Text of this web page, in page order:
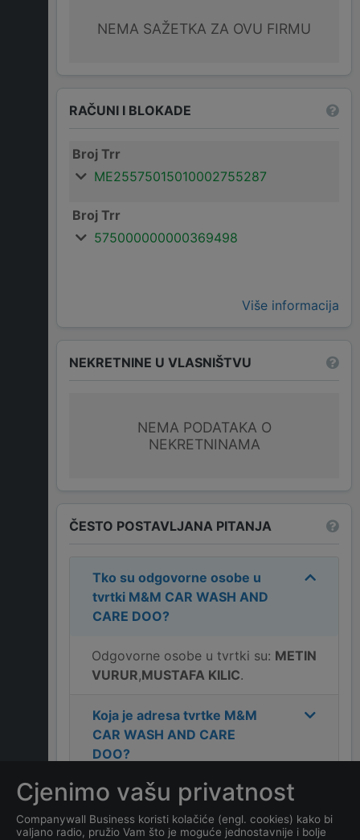
NEMA SAŽETKA ZA OVU FIRMU
RAČUNI I BLOKADE
Broj Trr
ME25575015010002755287
Broj Trr
575000000000369498
Više informacija
NEKRETNINE U VLASNIŠTVU
NEMA PODATAKA O
NEKRETNINAMA
ČESTO POSTAVLJANA PITANJA
Tko su odgovorne osobe u
tvrtki M&M CAR WASH AND
CARE DOO?
Odgovorne osobe u tvrtki su: METIN
VURUR,MUSTAFA KILIC.
Koja je adresa tvrtke M&M
CAR WASH AND CARE
DOO?
Koji je kontakt tvrtkeM&M
CAR WASH AND CARE
DOO ?
Cjenimo vašu privatnost
Companywall Business koristi kolačiće (engl. cookies) kako bi
valjano radio, pružio Vam što je moguće jednostavnije i bolje